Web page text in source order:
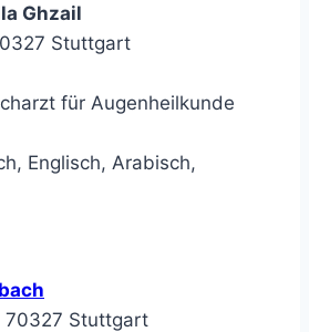
Ghzail
Stuttgart
für Augenheilkunde
Englisch, Arabisch,
70327 Stuttgart